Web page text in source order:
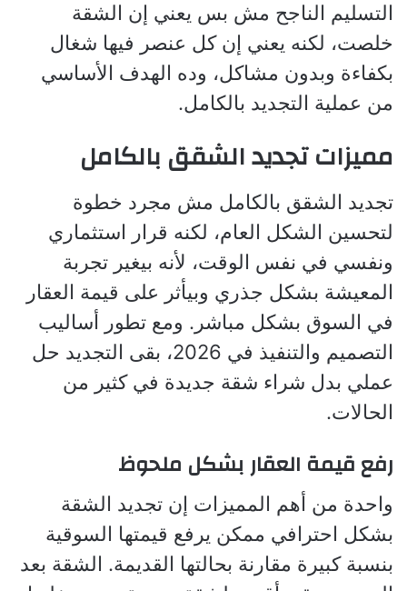
التسليم الناجح مش بس يعني إن الشقة
خلصت، لكنه يعني إن كل عنصر فيها شغال
بكفاءة وبدون مشاكل، وده الهدف الأساسي
من عملية التجديد بالكامل.
مميزات تجديد الشقق بالكامل
تجديد الشقق بالكامل مش مجرد خطوة
لتحسين الشكل العام، لكنه قرار استثماري
ونفسي في نفس الوقت، لأنه بيغير تجربة
المعيشة بشكل جذري وبيأثر على قيمة العقار
في السوق بشكل مباشر. ومع تطور أساليب
التصميم والتنفيذ في 2026، بقى التجديد حل
عملي بدل شراء شقة جديدة في كثير من
الحالات.
رفع قيمة العقار بشكل ملحوظ
واحدة من أهم المميزات إن تجديد الشقة
بشكل احترافي ممكن يرفع قيمتها السوقية
بنسبة كبيرة مقارنة بحالتها القديمة. الشقة بعد